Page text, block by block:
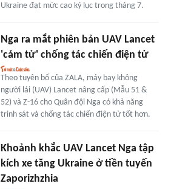
Ukraine đạt mức cao kỷ lục trong tháng 7.
Nga ra mắt phiên bản UAV Lancet
'cảm tử' chống tác chiến điện tử
Theo tuyên bố của ZALA, máy bay không
người lái (UAV) Lancet nâng cấp (Mẫu 51 &
52) và Z-16 cho Quân đội Nga có khả năng
trinh sát và chống tác chiến điện tử tốt hơn.
Khoảnh khắc UAV Lancet Nga tập
kích xe tăng Ukraine ở tiền tuyến
Zaporizhzhia